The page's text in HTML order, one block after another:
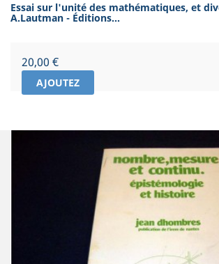
Essai sur l'unité des mathématiques, et
A.Lautman - Éditions...
Prix
20,00 €
AJOUTEZ